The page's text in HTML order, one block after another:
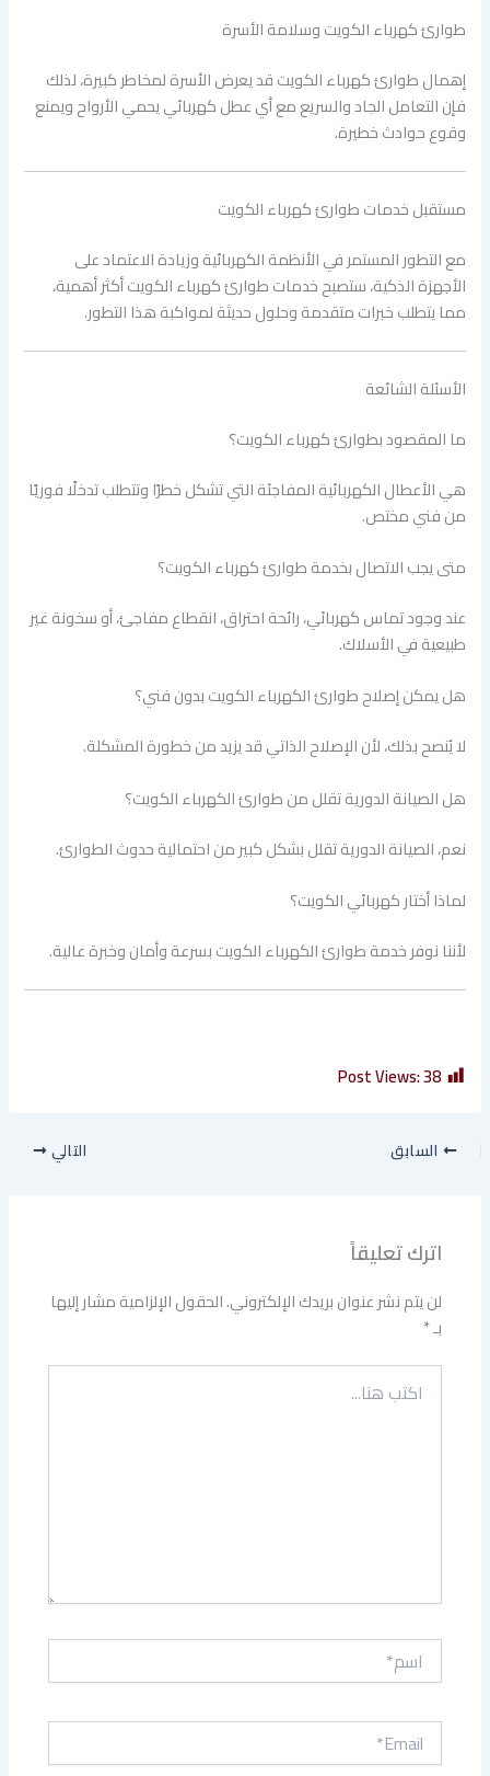
طوارئ كهرباء الكويت وسلامة الأسرة
إهمال طوارئ كهرباء الكويت قد يعرض الأسرة لمخاطر كبيرة، لذلك
فإن التعامل الجاد والسريع مع أي عطل كهربائي يحمي الأرواح ويمنع
وقوع حوادث خطيرة.
مستقبل خدمات طوارئ كهرباء الكويت
مع التطور المستمر في الأنظمة الكهربائية وزيادة الاعتماد على
الأجهزة الذكية، ستصبح خدمات طوارئ كهرباء الكويت أكثر أهمية،
مما يتطلب خبرات متقدمة وحلول حديثة لمواكبة هذا التطور.
الأسئلة الشائعة
ما المقصود بطوارئ كهرباء الكويت؟
هي الأعطال الكهربائية المفاجئة التي تشكل خطرًا وتتطلب تدخلًا فوريًا
من فني مختص.
متى يجب الاتصال بخدمة طوارئ كهرباء الكويت؟
عند وجود تماس كهربائي، رائحة احتراق، انقطاع مفاجئ، أو سخونة غير
طبيعية في الأسلاك.
هل يمكن إصلاح طوارئ الكهرباء الكويت بدون فني؟
لا يُنصح بذلك، لأن الإصلاح الذاتي قد يزيد من خطورة المشكلة.
هل الصيانة الدورية تقلل من طوارئ الكهرباء الكويت؟
نعم، الصيانة الدورية تقلل بشكل كبير من احتمالية حدوث الطوارئ.
لماذا أختار كهربائي الكويت؟
لأننا نوفر خدمة طوارئ الكهرباء الكويت بسرعة وأمان وخبرة عالية.
Post Views:38
السابق التالي
اترك تعليقاً
لن يتم نشر عنوان بريدك الإلكتروني.الحقول الإلزامية مشار إليها
بـ*
اكتب
هنا...
اسم*
Email*